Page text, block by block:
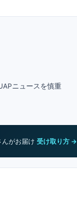
ニュースを慎重
んがお届け 受け取り方 →